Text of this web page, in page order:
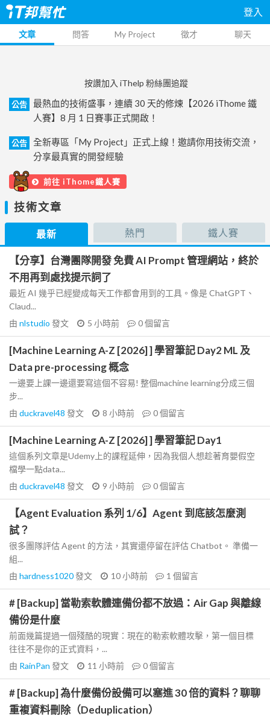
登入
文章 問答 My Project 徵才 聊天
按讚加入 iThelp 粉絲團追蹤
公告
最熱血的技術盛事，連續 30 天的修煉【2026 iThome 鐵
人賽】8 月 1 日賽事正式開啟！
公告
全新專區「My Project」正式上線！邀請你用技術交流，
分享最真實的開發經驗
前往 iThome鐵人賽
技術文章
最新 熱門 鐵人賽
【分享】台灣團隊開發 免費 AI Prompt 管理網站，終於
不用再到處找提示詞了
最近 AI 幾乎已經變成每天工作都會用到的工具。像是 ChatGPT、
Claud...
由 nlstudio 發文 5 小時前 0個留言
[Machine Learning A-Z [2026] ] 學習筆記 Day2 ML 及
Data pre-processing 概念
一邊要上課一邊還要寫這個不容易! 整個machine learning分成三個
步...
由 duckravel48 發文 8 小時前 0個留言
[Machine Learning A-Z [2026] ] 學習筆記 Day1
這個系列文章是Udemy上的課程延伸，因為我個人想趁著育嬰假空
檔學一點data...
由 duckravel48 發文 9 小時前 0個留言
【Agent Evaluation 系列 1/6】Agent 到底該怎麼測
試？
很多團隊評估 Agent 的方法，其實還停留在評估 Chatbot。 準備一
組...
由 hardness1020發文 10 小時前 1 個留言
# [Backup] 當勒索軟體連備份都不放過：Air Gap 與離線
備份是什麼
前面幾篇提過一個殘酷的現實：現在的勒索軟體攻擊，第一個目標
往往不是你的正式資料，...
由 RainPan 發文 11 小時前 0個留言
# [Backup] 為什麼備份設備可以塞進 30 倍的資料？聊聊
重複資料刪除（Deduplication）